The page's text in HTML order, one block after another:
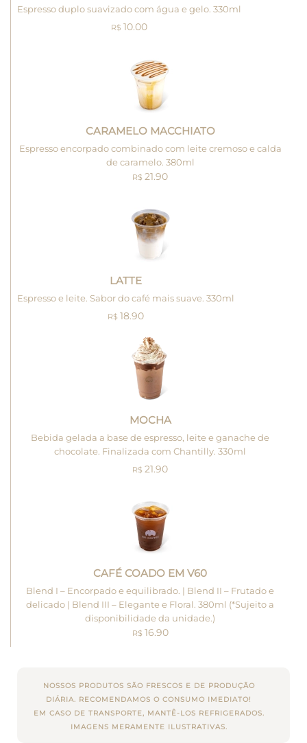
Espresso duplo suavizado com água e gelo. 330ml
R$ 10.00
CARAMELO MACCHIATO
Espresso encorpado combinado com leite cremoso e calda
de caramelo. 380ml
R$ 21.90
LATTE
Espresso e leite. Sabor do café mais suave. 330ml
R$ 18.90
MOCHA
Bebida gelada a base de espresso, leite e ganache de
chocolate. Finalizada com Chantilly. 330ml
R$ 21.90
CAFÉ COADO EM V60
Blend I – Encorpado e equilibrado. | Blend II – Frutado e
delicado | Blend III – Elegante e Floral. 380ml (*Sujeito a
disponibilidade da unidade.)
R$ 16.90
NOSSOS PRODUTOS SÃO FRESCOS E DE PRODUÇÃO
DIÁRIA. RECOMENDAMOS O CONSUMO IMEDIATO!
EM CASO DE TRANSPORTE, MANTÊ-LOS REFRIGERADOS.
IMAGENS MERAMENTE ILUSTRATIVAS.